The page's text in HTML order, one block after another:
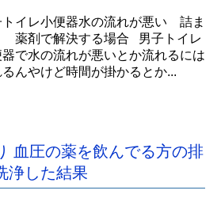
トイレ小便器水の流れが悪い 詰ま
薬剤で解決する場合 男子トイレ
で水の流れが悪いとか流れるには
んやけど時間が掛かるとか...
血圧の薬を飲んでる方の排
浄した結果